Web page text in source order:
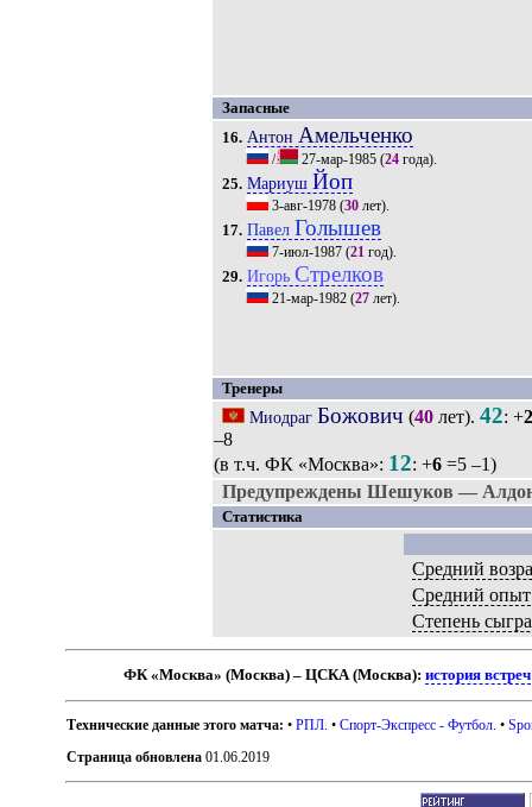
Запасные
16. Антон Амельченко
/ 27-мар-1985(24года).
25. Мариуш Йоп
3-авг-1978(30лет).
17. Павел Голышев
7-июл-1987(21год).
29. Игорь Стрелков
21-мар-1982(27лет).
Тренеры
Миодраг Божович (40лет). 42: +
–8
(в т.ч. ФК «Москва»: 12: +6 =5 –1)
Предупреждены Шешуков —
Статистика
Средний
Средний опыт
Степень
ФК «Москва» (Москва) – ЦСКА (Москва):история встреч
Технические данные этого матча: •РПЛ . •Спорт-Экспресс - Футбол . •
Страница обновлена 01.06.2019